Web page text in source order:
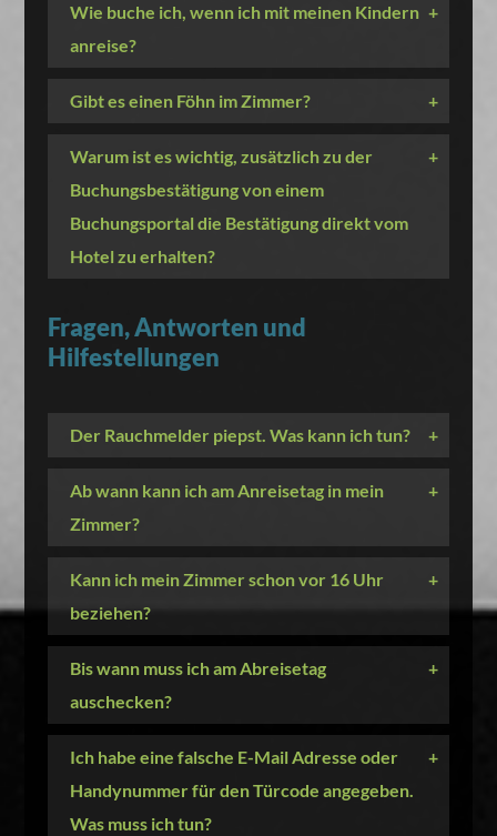
Wie buche ich, wenn ich mit meinen Kindern
anreise?
+
Gibt es einen Föhn im Zimmer? +
Warum ist es wichtig, zusätzlich zu der
Buchungsbestätigung von einem
Buchungsportal die Bestätigung direkt vom
Hotel zu erhalten?
+
Fragen, Antworten und
Hilfestellungen
Der Rauchmelder piepst. Was kann ich tun? +
Ab wann kann ich am Anreisetag in mein
Zimmer?
+
Kann ich mein Zimmer schon vor 16 Uhr
beziehen?
+
Bis wann muss ich am Abreisetag
auschecken?
+
Ich habe eine falsche E-Mail Adresse oder
Handynummer für den Türcode angegeben.
Was muss ich tun?
+